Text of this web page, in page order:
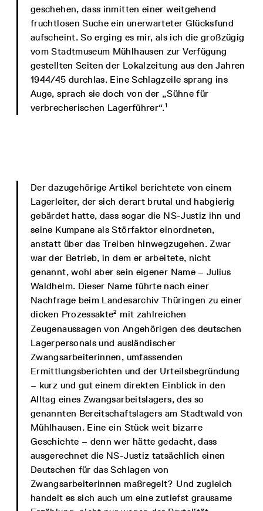
geschehen, dass inmitten einer weitgehend
fruchtlosen Suche ein unerwarteter Glücksfund
aufscheint. So erging es mir, als ich die großzügig
vom Stadtmuseum Mühlhausen zur Verfügung
gestellten Seiten der Lokalzeitung aus den Jahren
1944/45 durchlas. Eine Schlagzeile sprang ins
Auge, sprach sie doch von der „Sühne für
verbrecherischen Lagerführer“.1
Der dazugehörige Artikel berichtete von einem
Lagerleiter, der sich derart brutal und habgierig
gebärdet hatte, dass sogar die NS-Justiz ihn und
seine Kumpane als Störfaktor einordneten,
anstatt über das Treiben hinwegzugehen. Zwar
war der Betrieb, in dem er arbeitete, nicht
genannt, wohl aber sein eigener Name – Julius
Waldhelm. Dieser Name führte nach einer
Nachfrage beim Landesarchiv Thüringen zu einer
dicken Prozessakte2 mit zahlreichen
Zeugenaussagen von Angehörigen des deutschen
Lagerpersonals und ausländischer
Zwangsarbeiterinnen, umfassenden
Ermittlungsberichten und der Urteilsbegründung
– kurz und gut einem direkten Einblick in den
Alltag eines Zwangsarbeitslagers, des so
genannten Bereitschaftslagers am Stadtwald von
Mühlhausen. Eine ein Stück weit bizarre
Geschichte – denn wer hätte gedacht, dass
ausgerechnet die NS-Justiz tatsächlich einen
Deutschen für das Schlagen von
Zwangsarbeiterinnen maßregelt? Und zugleich
handelt es sich auch um eine zutiefst grausame